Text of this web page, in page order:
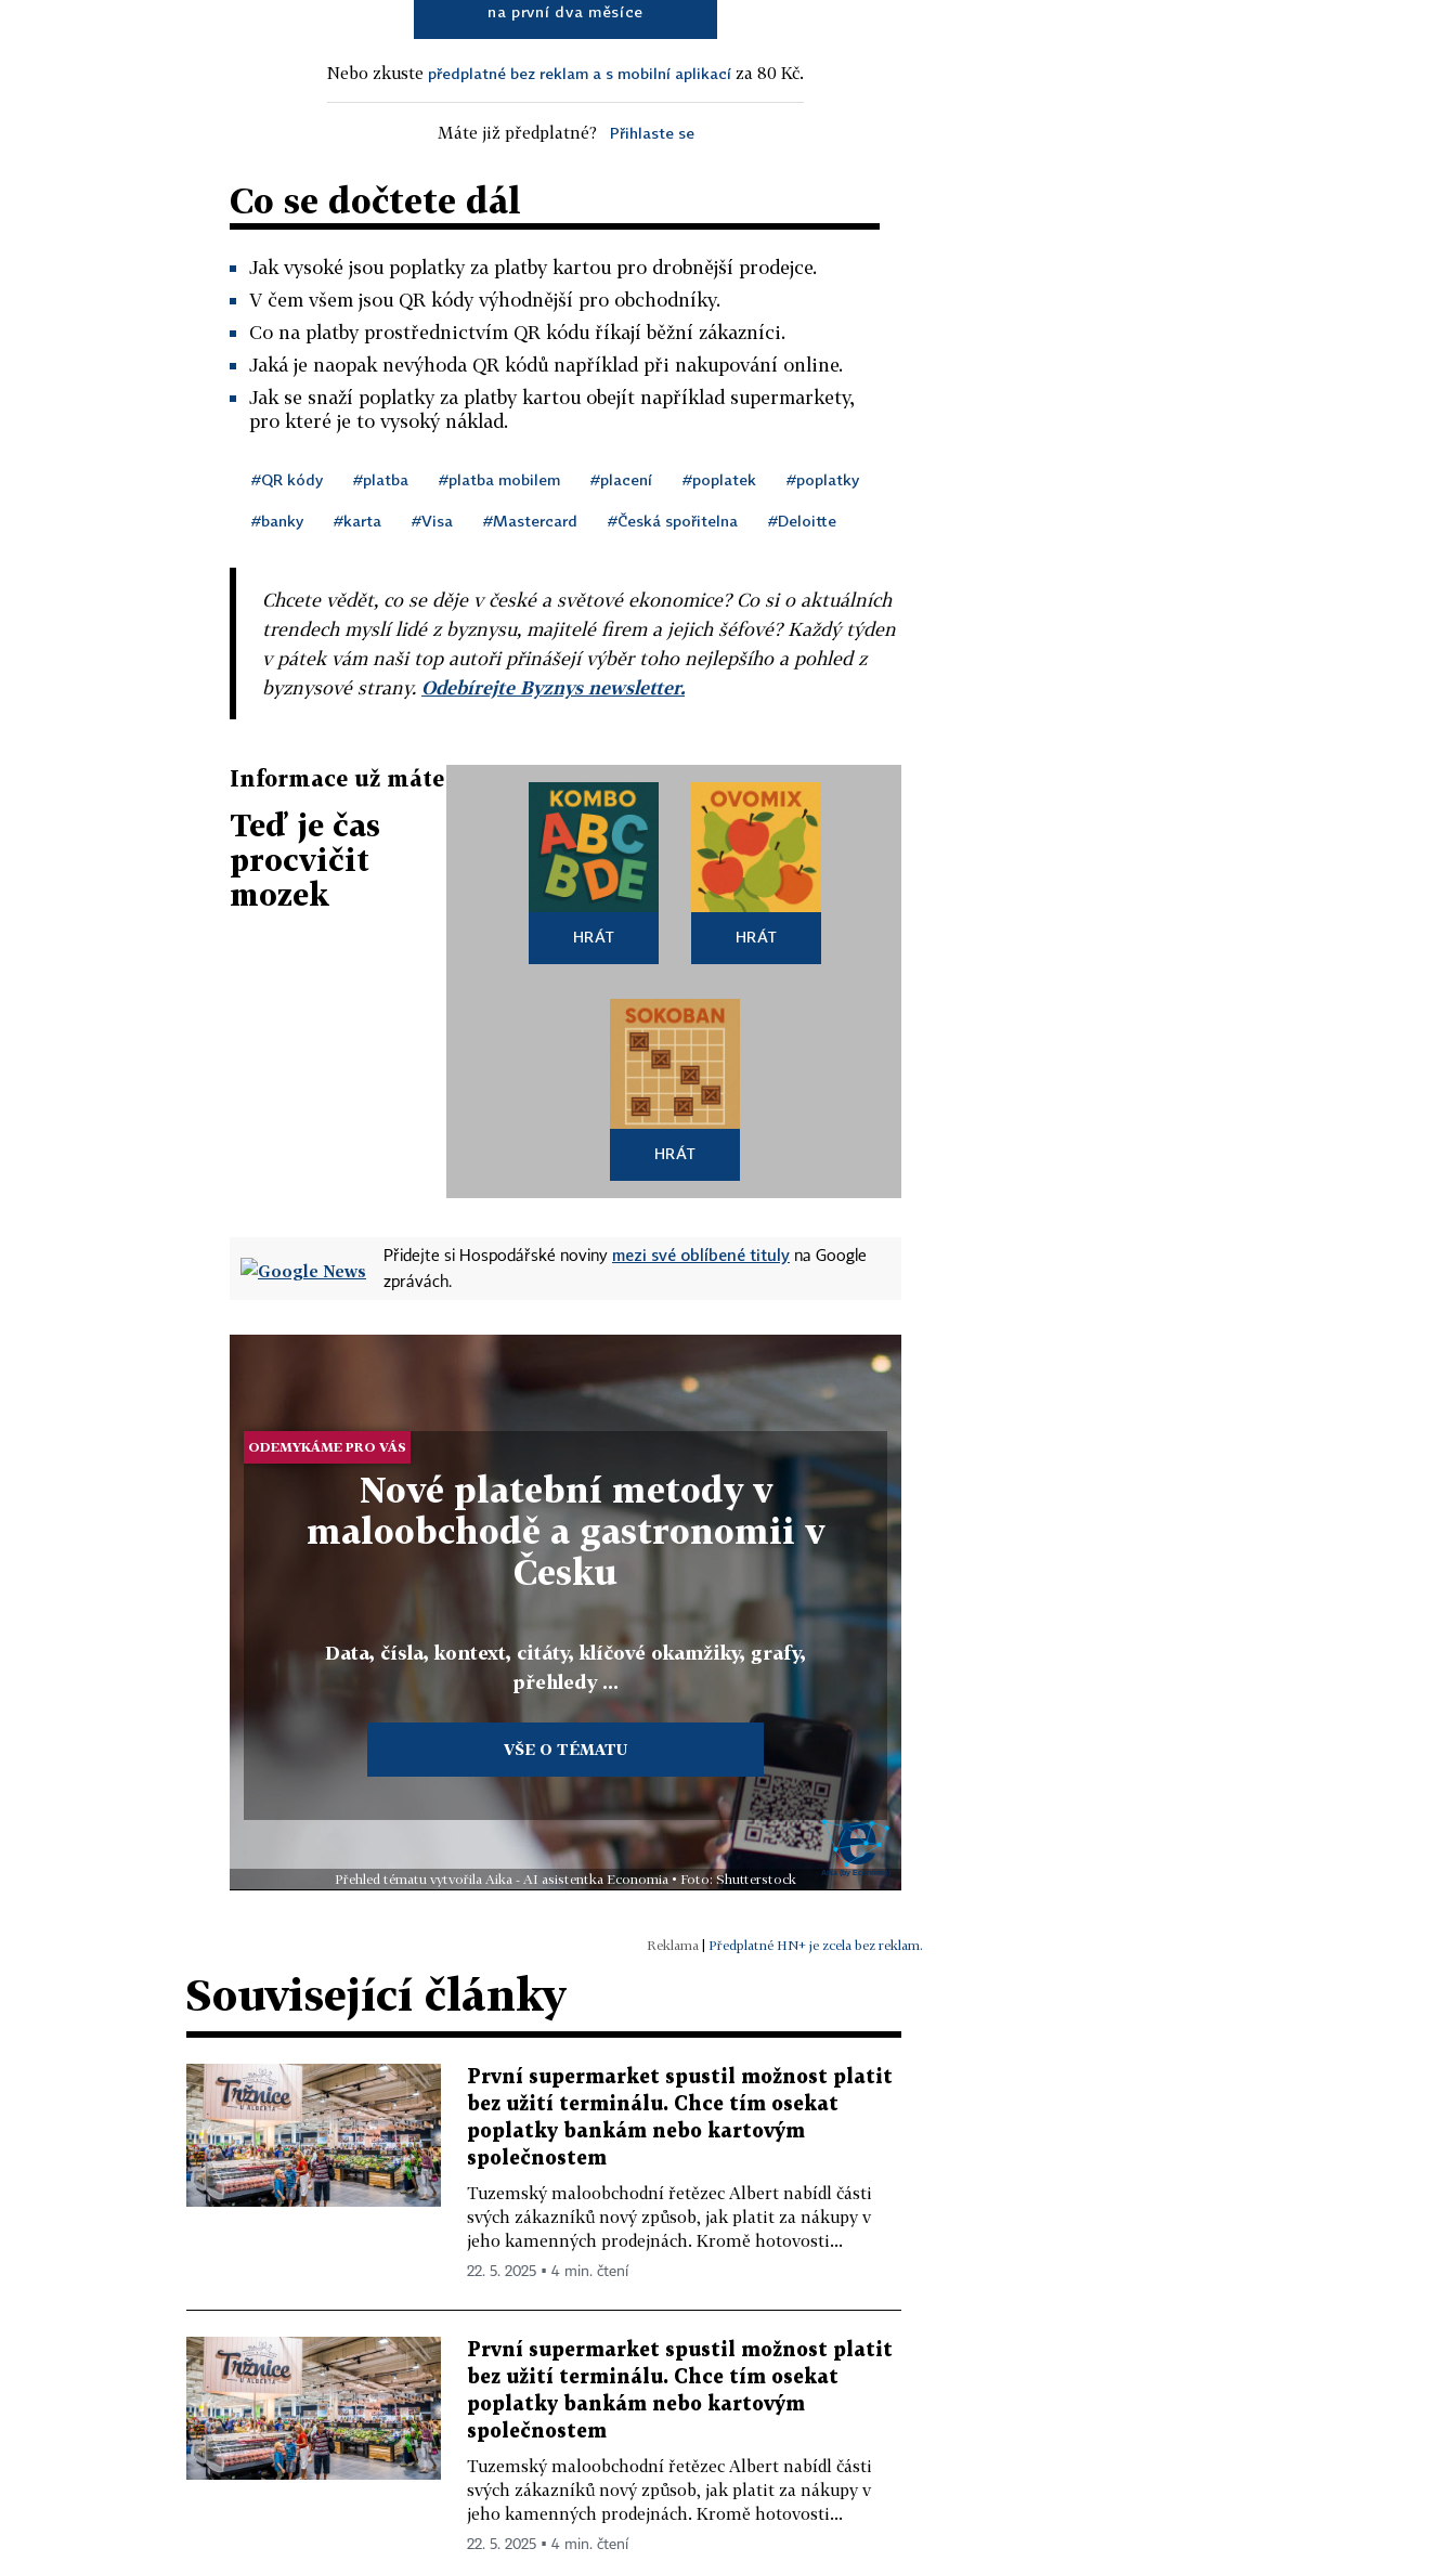
na první dva měsíce
Nebo zkuste předplatné bez reklam a s mobilní aplikací za 80 Kč.
Máte již předplatné? Přihlaste se
Co se dočtete dál
Jak vysoké jsou poplatky za platby kartou pro drobnější prodejce.
V čem všem jsou QR kódy výhodnější pro obchodníky.
Co na platby prostřednictvím QR kódu říkají běžní zákazníci.
Jaká je naopak nevýhoda QR kódů například při nakupování online.
Jak se snaží poplatky za platby kartou obejít například supermarkety,
pro které je to vysoký náklad.
#QR kódy #platba #platba mobilem #placení #poplatek #poplatky
#banky #karta #Visa #Mastercard #Česká spořitelna #Deloitte
Chcete vědět, co se děje v české a světové ekonomice? Co si o aktuálních
trendech myslí lidé z byznysu, majitelé firem a jejich šéfové? Každý týden
v pátek vám naši top autoři přinášejí výběr toho nejlepšího a pohled z
byznysové strany. Odebírejte Byznys newsletter.
Informace už máte
Teď je čas
procvičit
mozek
HRÁT HRÁT
HRÁT
Přidejte si Hospodářské noviny mezi své oblíbené tituly na Google
zprávách.
ODEMYKÁME PRO VÁS
Nové platební metody v
maloobchodě a gastronomii v
Česku
Data, čísla, kontext, citáty, klíčové okamžiky, grafy,
přehledy ...
VŠE O TÉMATU
Přehled tématu vytvořila Aika - AI asistentka Economia • Foto: Shutterstock
Předplatné HN+ je zcela bez reklam.
Související články
První supermarket spustil možnost platit
bez užití terminálu. Chce tím osekat
poplatky bankám nebo kartovým
společnostem
Tuzemský maloobchodní řetězec Albert nabídl části
svých zákazníků nový způsob, jak platit za nákupy v
jeho kamenných prodejnách. Kromě hotovosti...
22. 5. 2025 ▪ 4 min. čtení
První supermarket spustil možnost platit
bez užití terminálu. Chce tím osekat
poplatky bankám nebo kartovým
společnostem
Tuzemský maloobchodní řetězec Albert nabídl části
svých zákazníků nový způsob, jak platit za nákupy v
jeho kamenných prodejnách. Kromě hotovosti...
22. 5. 2025 ▪ 4 min. čtení